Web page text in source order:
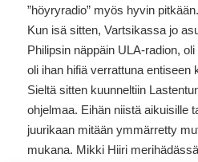
”höyryradio” myös hyvin pitkään.
Kun isä sitten, Vartsikassa jo
Philipsin näppäin ULA-radion,
oli ihan hifiä verrattuna entiseen
Sieltä sitten kuunneltiin
ohjelmaa. Eihän niistä aikuisille
juurikaan mitään ymmärretty
mukana. Mikki Hiiri